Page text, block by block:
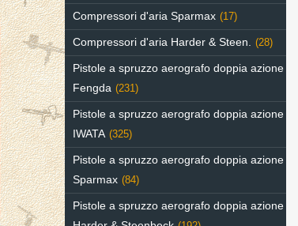
Compressori d'aria Sparmax (17)
Compressori d'aria Harder & Steen. (28)
Pistole a spruzzo aerografo doppia azione
Fengda (231)
Pistole a spruzzo aerografo doppia azione
IWATA (325)
Pistole a spruzzo aerografo doppia azione
Sparmax (84)
Pistole a spruzzo aerografo doppia azione